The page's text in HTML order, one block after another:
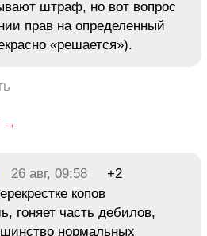
штраф, но вот вопрос
прав на определенный
«решается»).
→
26 авг, 09:58
+2
копов
гоняет часть дебилов,
нормальных